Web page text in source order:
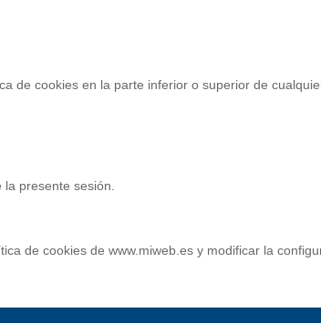
de cookies en la parte inferior o superior de
presente sesión.
de cookies de www.miweb.es y modificar la